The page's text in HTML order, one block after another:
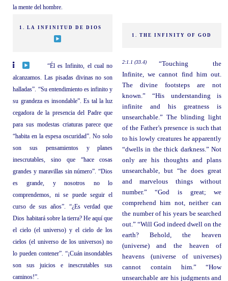
la mente del hombre.
1. LA INFINITUD DE DIOS
1. THE INFINITY OF GOD
“Él es Infinito, el cual no
alcanzamos. Las pisadas divinas no son
halladas”. “Su entendimiento es infinito y
su grandeza es insondable”. Es tal la luz
cegadora de la presencia del Padre que
para sus modestas criaturas parece que
“habita en la espesa oscuridad”. No solo
son sus pensamientos y planes
inescrutables, sino que “hace cosas
grandes y maravillas sin número”. “Dios
es grande, y nosotros no lo
comprendemos, ni se puede seguir el
curso de sus años”. “¿Es verdad que
Dios habitará sobre la tierra? He aquí que
el cielo (el universo) y el cielo de los
cielos (el universo de los universos) no
lo pueden contener”. “¡Cuán insondables
son sus juicios e inescrutables sus
caminos!”.
2:1.1 (33.4)
“Touching the
Infinite, we cannot find him out.
The divine footsteps are not
known.” “His understanding is
infinite and his greatness is
unsearchable.” The blinding light
of the Father’s presence is such that
to his lowly creatures he apparently
“dwells in the thick darkness.” Not
only are his thoughts and plans
unsearchable, but “he does great
and marvelous things without
number.” “God is great; we
comprehend him not, neither can
the number of his years be searched
out.” “Will God indeed dwell on the
earth? Behold, the heaven
(universe) and the heaven of
heavens (universe of universes)
cannot contain him.” “How
unsearchable are his judgments and